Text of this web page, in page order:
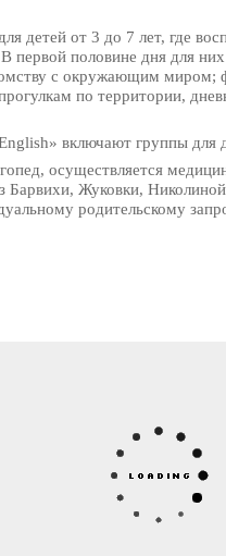
детей от 3 до 7 лет, где
первой половине дня для
с окружающим миром;
по территории,
включают группы для
осуществляется
Барвихи, Жуковки,
родительскому